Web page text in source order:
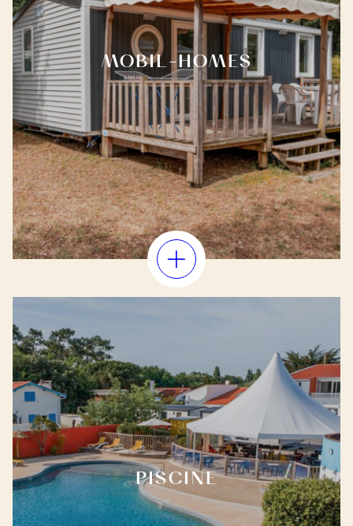
MOBIL-HOMES
PISCINE